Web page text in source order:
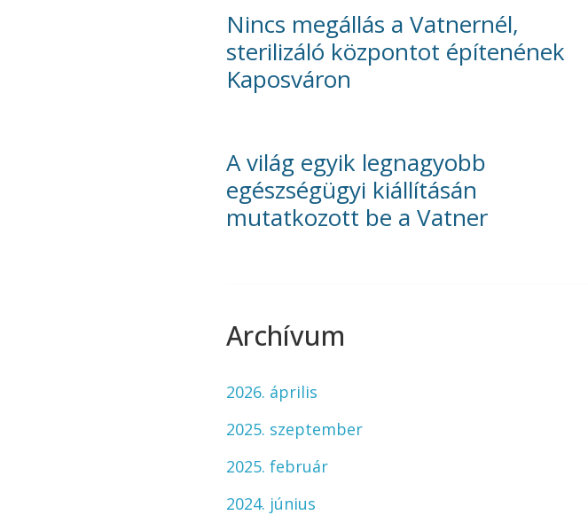
Nincs megállás a Vatnernél,
sterilizáló központot építenének
Kaposváron
A világ egyik legnagyobb
egészségügyi kiállításán
mutatkozott be a Vatner
Archívum
2026. április
2025. szeptember
2025. február
2024. június